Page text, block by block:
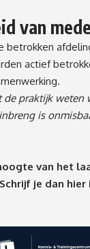
van
betrokken
actief
de praktijk
is
van het
je dan hier